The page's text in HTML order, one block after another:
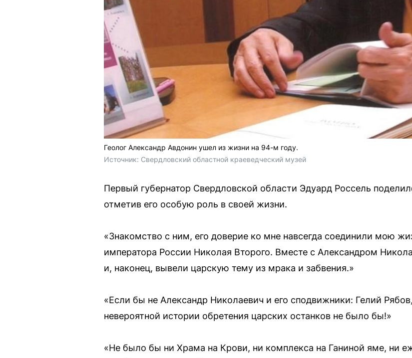
Геолог Александр Авдонин ушел из жизни на 94-м году.
Источник: Свердловский областной краеведческий музей
Первый губернатор Свердловской области Эдуард Россель
отметив его особую роль в своей жизни.
«Знакомство с ним, его доверие ко мне навсегда соединили мою
императора России Николая Второго. Вместе с Александром
и, наконец, вывели царскую тему из мрака и забвения.»
«Если бы не Александр Николаевич и его сподвижники: Гелий
невероятной истории обретения царских останков не было бы!»
«Не было бы ни Храма на Крови, ни комплекса на Ганиной яме, ни